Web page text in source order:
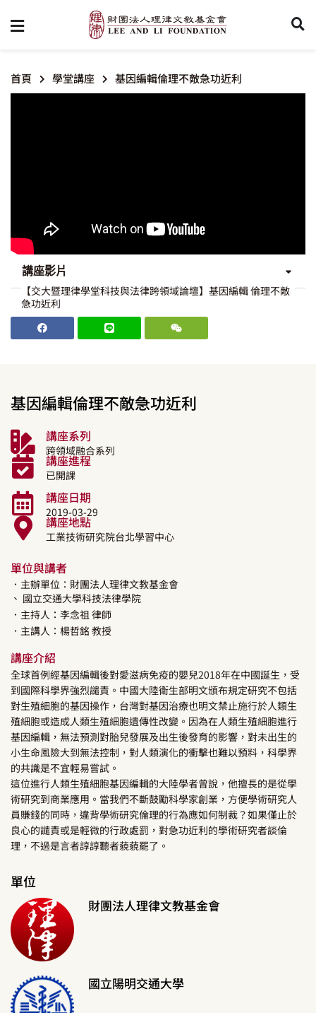
首頁 學堂講座 基因編輯倫理不敵急功近利
講座影片
【交大暨理律學堂科技與法律跨領域論壇】基因編輯 倫理不敵
急功近利
基因編輯倫理不敵急功近利
講座系列
跨領域融合系列
講座進程
已開課
講座日期
2019-03-29
講座地點
工業技術研究院台北學習中心
單位與講者
．主辦單位：財團法人理律文教基金會
、 國立交通大學科技法律學院
．主持人： 李念祖律師
．主講人： 楊哲銘 教授
講座介紹
全球首例經基因編輯後對愛滋病免疫的嬰兒2018年在中國誕生，受
到國際科學界強烈譴責。中國大陸衛生部明文頒布規定研究不包括
對生殖細胞的基因操作，台灣對基因治療也明文禁止施行於人類生
殖細胞或造成人類生殖細胞遺傳性改變。因為在人類生殖細胞進行
基因編輯，無法預測對胎兒發展及出生後發育的影響，對未出生的
小生命風險大到無法控制，對人類演化的衝擊也難以預料，科學界
的共識是不宜輕易嘗試。
這位進行人類生殖細胞基因編輯的大陸學者曾說，他擅長的是從學
術研究到商業應用。當我們不斷鼓勵科學家創業，方便學術研究人
員賺錢的同時，違背學術研究倫理的行為應如何制裁？如果僅止於
良心的譴責或是輕微的行政處罰，對急功近利的學術研究者談倫
理，不過是言者諄諄聽者藐藐罷了。
單位
財團法人理律文教基金會
國立陽明交通大學